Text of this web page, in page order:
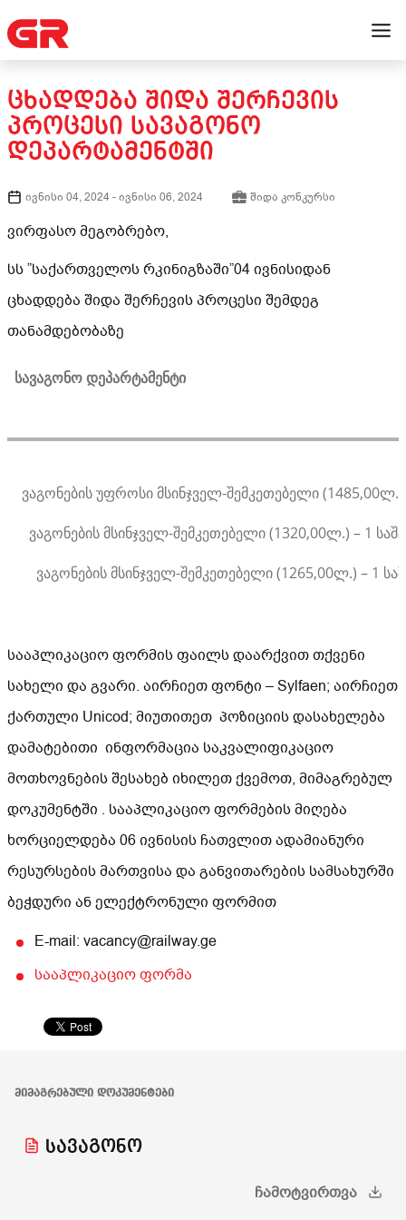
ᲪᲮᲐᲓᲓᲔᲑᲐ ᲨᲘᲓᲐ ᲨᲔᲠᲩᲔᲕᲘᲡ
ᲞᲠᲝᲪᲔᲡᲘ ᲡᲐᲕᲐᲒᲝᲜᲝ
ᲓᲔᲞᲐᲠᲢᲐᲛᲔᲜᲢᲨᲘ
ივნისი 04, 2024 -ივნისი 06, 2024 შიდა კონკურსი
ვირფასო მეგობრებო,
სს ”საქართველოს რკინიგზაში”04 ივნისიდან
ცხადდება შიდა შერჩევის პროცესი შემდეგ
თანამდებობაზე
სავაგონო დეპარტამენტი
ვაგონების უფროსი მსინჯველ-შემკეთებელი
ვაგონების მსინჯველ-შემკეთებელი (1320,00ლ.) – 1
ვაგონების მსინჯველ-შემკეთებელი (1265,00ლ.) – 1
სააპლიკაციო ფორმის ფაილს დაარქვით თქვენი
სახელი და გვარი. აირჩიეთ ფონტი – Sylfaen; აირჩიეთ
ქართული Unicod; მიუთითეთ პოზიციის დასახელება
დამატებითი ინფორმაცია საკვალიფიკაციო
მოთხოვნების შესახებ იხილეთ ქვემოთ, მიმაგრებულ
დოკუმენტში . სააპლიკაციო ფორმების მიღება
ხორციელდება 06 ივნისის ჩათვლით ადამიანური
რესურსების მართვისა და განვითარების სამსახურში
ბეჭდური ან ელექტრონული ფორმით
E-mail: vacancy@railway.ge
სააპლიკაციო ფორმა
ᲛᲘᲛᲐᲒᲠᲔᲑᲣᲚᲘ ᲓᲝᲙᲣᲛᲔᲜᲢᲔᲑᲘ
სავაგონო
ᲩᲐᲛᲝᲢᲕᲘᲠᲗᲕᲐ